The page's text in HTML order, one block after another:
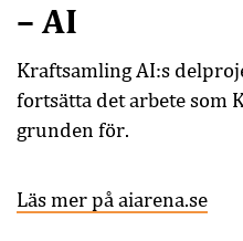
– AI
Kraftsamling AI:s
fortsätta det arbete som
grunden för.
Läs mer på aiarena.se